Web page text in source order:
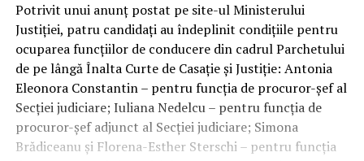
Potrivit unui anunţ postat pe site-ul Ministerului
Justiţiei, patru candidaţi au îndeplinit condiţiile pentru
ocuparea funcţiilor de conducere din cadrul Parchetului
de pe lângă Înalta Curte de Casaţie şi Justiţie: Antonia
Eleonora Constantin – pentru funcţia de procuror-şef al
Secţiei judiciare; Iuliana Nedelcu – pentru funcţia de
procuror-şef adjunct al Secţiei judiciare; Simona
Brădiceanu şi Florena-Esther Sterschi – pentru funcţia